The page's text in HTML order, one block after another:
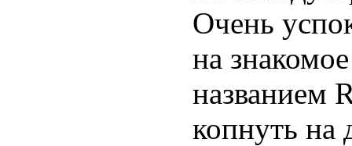
Очень
на
названием
копнуть на